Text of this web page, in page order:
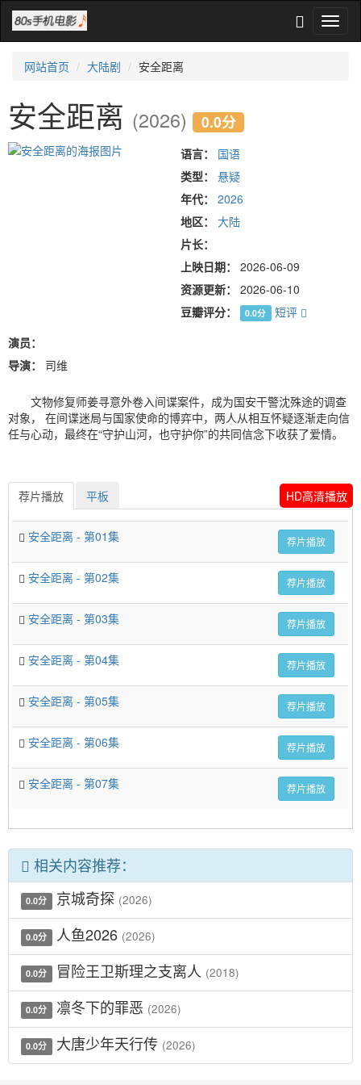
网站首页 大陆剧 安全距离
安全距离 (2026) 0.0分
语言：
国语
类型：
悬疑
年代：
2026
地区：
大陆
片长：
上映日期：
2026-06-09
资源更新：
2026-06-10
豆瓣评分：
0.0分
短评
演员：
导演：
司维
文物修复师姜寻意外卷入间谍案件，成为国安干警沈殊途的调查
对象， 在间谍迷局与国家使命的博弈中，两人从相互怀疑逐渐走向信
任与心动，最终在“守护山河，也守护你”的共同信念下收获了爱情。
HD高清播放
荐片播放 平板
安全距离 - 第01集 荐片播放
安全距离 - 第02集 荐片播放
安全距离 - 第03集 荐片播放
安全距离 - 第04集 荐片播放
安全距离 - 第05集 荐片播放
安全距离 - 第06集 荐片播放
安全距离 - 第07集 荐片播放
相关内容推荐：
0.0分 京城奇探 (2026)
0.0分 人鱼2026 (2026)
0.0分 冒险王卫斯理之支离人 (2018)
0.0分 凛冬下的罪恶 (2026)
0.0分 大唐少年天行传 (2026)